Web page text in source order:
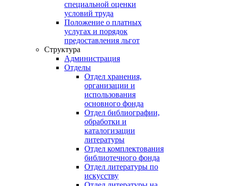
специальной оценки
условий труда
Положение о платных
услугах и порядок
предоставления льгот
Структура
Администрация
Отделы
Отдел хранения,
организации и
использования
основного фонда
Отдел библиографии,
обработки и
каталогизации
литературы
Отдел комплектования
библиотечного фонда
Отдел литературы по
искусству